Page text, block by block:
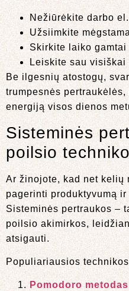
Nežiūrėkite darbo
Užsiimkite
Skirkite laiko
Leiskite sau
Be ilgesnių atostogų,
trumpesnės
energiją visos dienos
Sisteminės
poilsio
Ar žinojote, kad net kelių
pagerinti produktyvumą
Sisteminės pertraukos –
poilsio akimirkos,
atsigauti.
Populiariausios
Pomodoro metodas